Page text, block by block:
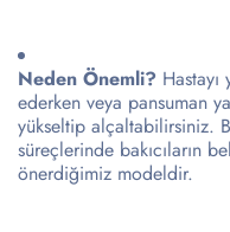
Neden Önemli?
ederken veya pansuman
yükseltip alçaltabilirsiniz.
süreçlerinde bakıcıların
önerdiğimiz modeldir.